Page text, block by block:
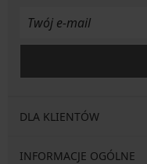
DLA KLIENTÓW
INFORMACJE OGÓLNE